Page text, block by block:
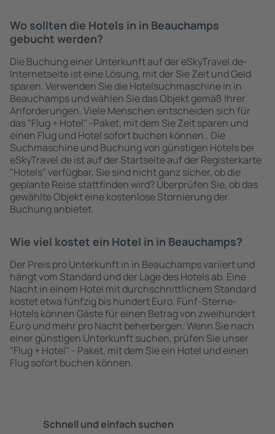
Wo sollten die Hotels in in Beauchamps
gebucht werden?
Die Buchung einer Unterkunft auf der eSkyTravel.de-
Internetseite ist eine Lösung, mit der Sie Zeit und Geld
sparen. Verwenden Sie die Hotelsuchmaschine in in
Beauchamps und wählen Sie das Objekt gemäß Ihrer
Anforderungen. Viele Menschen entscheiden sich für
das "Flug + Hotel" -Paket, mit dem Sie Zeit sparen und
einen Flug und Hotel sofort buchen können.. Die
Suchmaschine und Buchung von günstigen Hotels bei
eSkyTravel.de ist auf der Startseite auf der Registerkarte
"Hotels" verfügbar. Sie sind nicht ganz sicher, ob die
geplante Reise stattfinden wird? Überprüfen Sie, ob das
gewählte Objekt eine kostenlose Stornierung der
Buchung anbietet.
Wie viel kostet ein Hotel in in Beauchamps?
Der Preis pro Unterkunft in in Beauchamps variiert und
hängt vom Standard und der Lage des Hotels ab. Eine
Nacht in einem Hotel mit durchschnittlichem Standard
kostet etwa fünfzig bis hundert Euro. Fünf-Sterne-
Hotels können Gäste für einen Betrag von zweihundert
Euro und mehr pro Nacht beherbergen. Wenn Sie nach
einer günstigen Unterkunft suchen, prüfen Sie unser
"Flug + Hotel" - Paket, mit dem Sie ein Hotel und einen
Flug sofort buchen können.
Schnell und einfach suchen